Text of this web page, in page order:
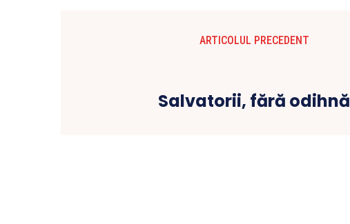
ARTICOLUL PRECEDENT
Salvatorii, fără odihnă